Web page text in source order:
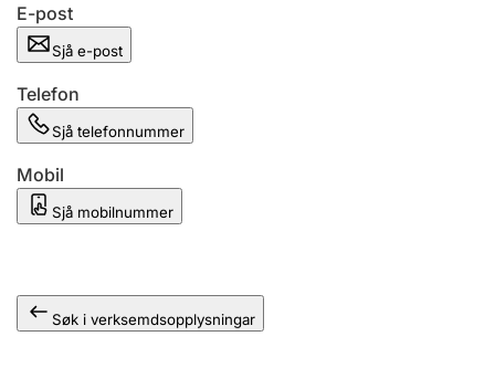
E-post
Sjå e-post
Telefon
Sjå telefonnummer
Mobil
Sjå mobilnummer
Søk i verksemdsopplysningar